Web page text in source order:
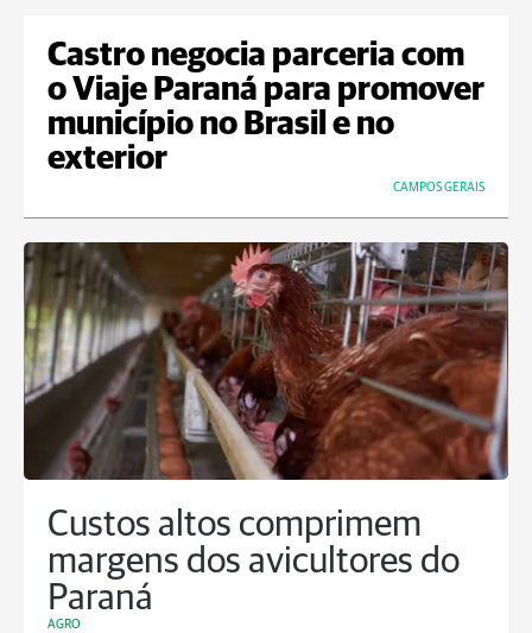
Castro negocia parceria com
o Viaje Paraná para promover
município no Brasil e no
exterior
CAMPOS GERAIS
Custos altos comprimem
margens dos avicultores do
Paraná
AGRO